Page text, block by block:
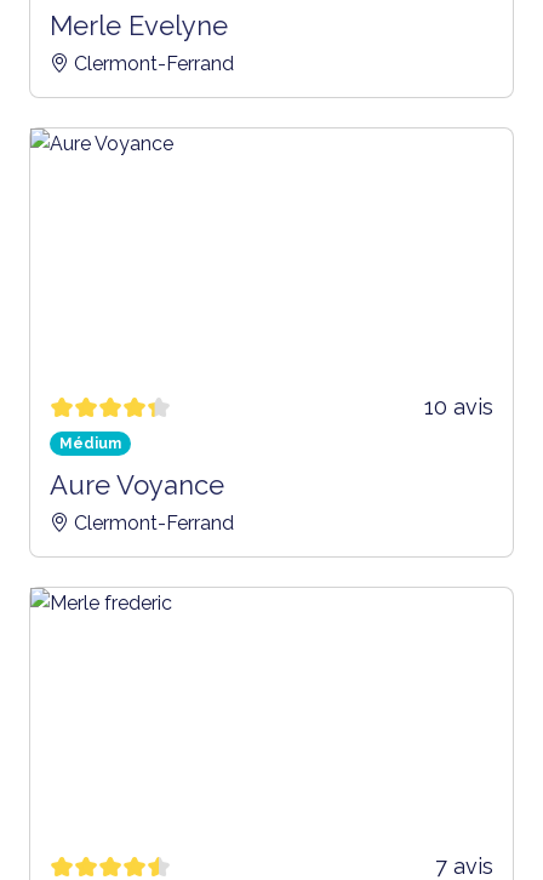
Merle Evelyne
Clermont-Ferrand
10 avis
Médium
Aure Voyance
Clermont-Ferrand
7 avis